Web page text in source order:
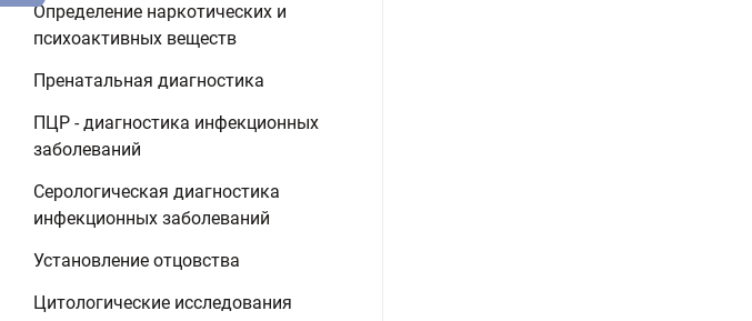
Определение наркотических и
психоактивных веществ
Пренатальная диагностика
ПЦР - диагностика инфекционных
заболеваний
Серологическая диагностика
инфекционных заболеваний
Установление отцовства
Цитологические исследования